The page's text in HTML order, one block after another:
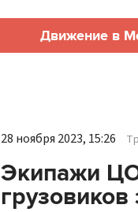
Движение в
28 ноября 2023, 15:26
Экипажи
грузовиков